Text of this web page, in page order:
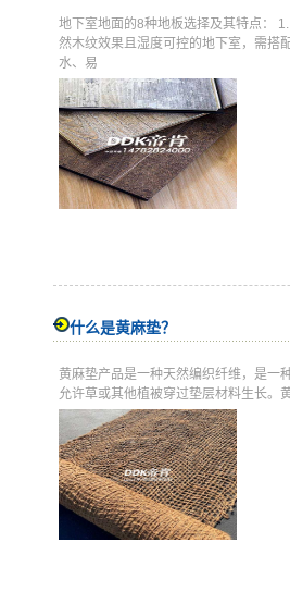
地下室地面的8种地板选择及其特点：
然木纹效果且湿度可控的地下室，需搭
水、易
什么是黄麻垫？
黄麻垫产品是一种天然编织纤维，是一
允许草或其他植被穿过垫层材料生长。